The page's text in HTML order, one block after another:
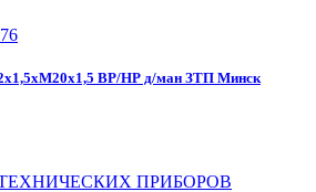
ВР/НР д/ман ЗТП Минск
ПРИБОРОВ